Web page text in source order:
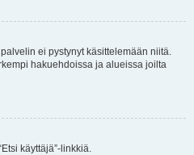
ei pystynyt käsittelemään niitä.
hakuehdoissa ja alueissa joilta
käyttäjä”-linkkiä.